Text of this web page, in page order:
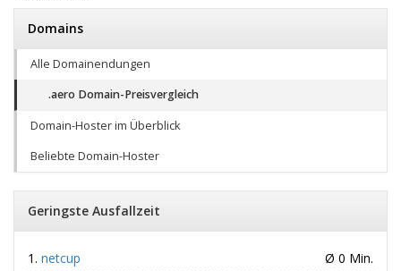
Domains
Alle Domainendungen
.aero Domain-Preisvergleich
Domain-Hoster im Überblick
Beliebte Domain-Hoster
Geringste Ausfallzeit
netcup
Ø 0 Min.